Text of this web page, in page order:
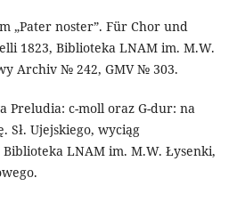
„Pater noster”. Für Chor und
1823, Biblioteka LNAM im. M.W.
Archiv № 242, GMV № 303.
Preludia: c-moll oraz G-dur: na
Sł. Ujejskiego, wyciąg
LNAM im. M.W. Łysenki,